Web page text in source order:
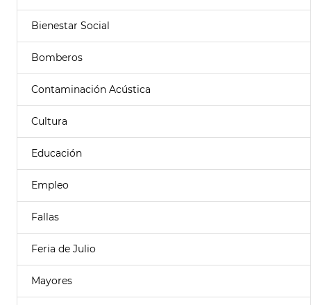
Bienestar Social
Bomberos
Contaminación Acústica
Cultura
Educación
Empleo
Fallas
Feria de Julio
Mayores